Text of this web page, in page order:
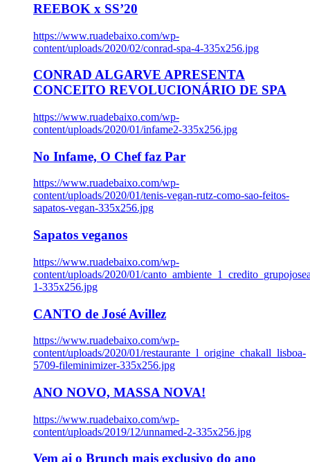
REEBOK x SS’20
https://www.ruadebaixo.com/wp-
content/uploads/2020/02/conrad-spa-4-335x256.jpg
CONRAD ALGARVE APRESENTA
CONCEITO REVOLUCIONÁRIO DE SPA
https://www.ruadebaixo.com/wp-
content/uploads/2020/01/infame2-335x256.jpg
No Infame, O Chef faz Par
https://www.ruadebaixo.com/wp-
content/uploads/2020/01/tenis-vegan-rutz-como-sao-feitos-
sapatos-vegan-335x256.jpg
Sapatos veganos
https://www.ruadebaixo.com/wp-
content/uploads/2020/01/
1-335x256.jpg
CANTO de José Avillez
https://www.ruadebaixo.com/wp-
content/uploads/2020/01/restaurante_l_origine_chakall_lisboa-
5709-fileminimizer-335x256.jpg
ANO NOVO, MASSA NOVA!
https://www.ruadebaixo.com/wp-
content/uploads/2019/12/unnamed-2-335x256.jpg
Vem ai o Brunch mais exclusivo do ano